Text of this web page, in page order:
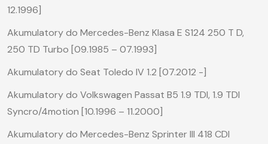
12.1996]
Akumulatory do Mercedes-Benz Klasa E S124 250 T D,
250 TD Turbo [09.1985 – 07.1993]
Akumulatory do Seat Toledo IV 1.2 [07.2012 -]
Akumulatory do Volkswagen Passat B5 1.9 TDI, 1.9 TDI
Syncro/4motion [10.1996 – 11.2000]
Akumulatory do Mercedes-Benz Sprinter III 418 CDI